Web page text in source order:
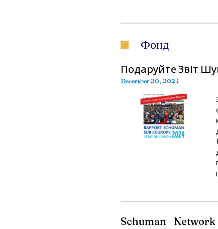
Фонд
Подаруйте Звіт
December 20, 2024
Schuman